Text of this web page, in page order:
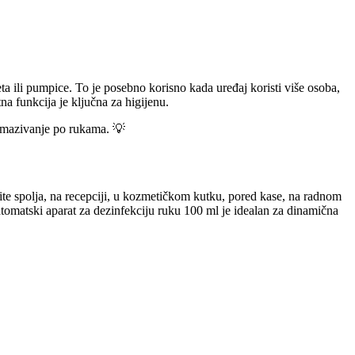
ili pumpice. To je posebno korisno kada uređaj koristi više osoba,
funkcija je ključna za higijenu.
po rukama. 💡
spolja, na recepciji, u kozmetičkom kutku, pored kase, na radnom
aparat za dezinfekciju ruku 100 ml je idealan za dinamična